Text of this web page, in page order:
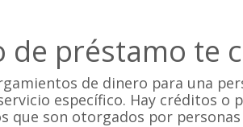
préstamo te
de dinero para una
específico. Hay créditos
que son otorgados por